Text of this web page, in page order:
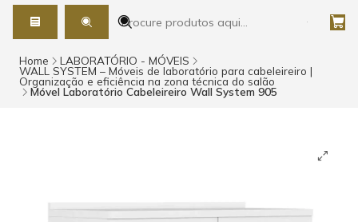
Home LABORATÓRIO - MÓVEIS
WALL SYSTEM – Móveis de laboratório para cabeleireiro |
Organização e eficiência na zona técnica do salão
Móvel Laboratório Cabeleireiro Wall System 905